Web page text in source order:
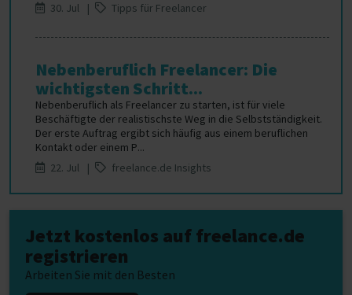
30. Jul |
Tipps für Freelancer
Nebenberuflich Freelancer: Die
wichtigsten Schritt...
Nebenberuflich als Freelancer zu starten, ist für viele
Beschäftigte der realistischste Weg in die Selbstständigkeit.
Der erste Auftrag ergibt sich häufig aus einem beruflichen
Kontakt oder einem P...
22. Jul |
freelance.de Insights
Jetzt kostenlos auf freelance.de
registrieren
Arbeiten Sie mit den Besten